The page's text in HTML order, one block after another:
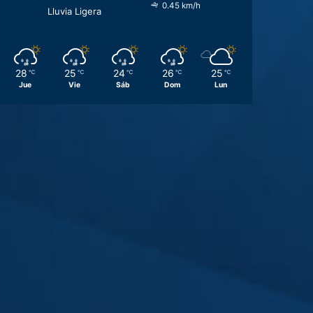
Lluvia Ligera
0.45 km/h
28 ℃
Jue
25 ℃
Vie
24 ℃
Sáb
26 ℃
Dom
25 ℃
Lun